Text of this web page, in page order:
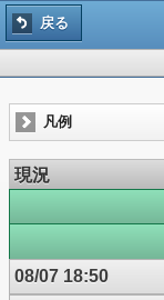
戻る
凡例
現況
08/07 18:50